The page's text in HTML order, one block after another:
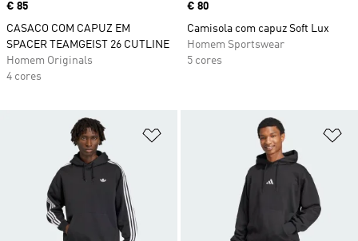
Price
€ 85
CASACO COM CAPUZ EM
SPACER TEAMGEIST 26 CUTLINE
Homem Originals
4 cores
Price
€ 80
Camisola com capuz Soft Lux
Homem Sportswear
5 cores
Adicionar à Lista de Desejos